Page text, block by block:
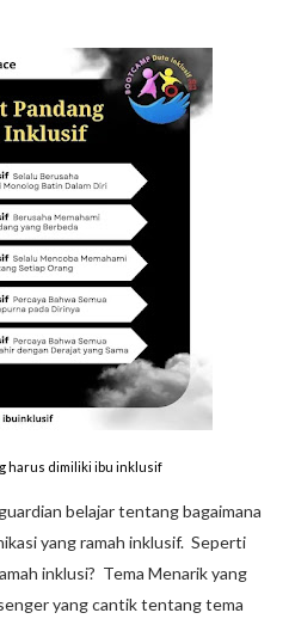
harus dimiliki ibu inklusif
belajar tentang bagaimana
yang ramah inklusif. Seperti
inklusi? Tema Menarik yang
yang cantik tentang tema